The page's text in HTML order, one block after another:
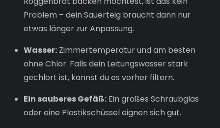
Problem – dein Sauerteig braucht dann nur
etwas länger zur Anpassung.
Wasser: Zimmertemperatur und am besten
ohne Chlor. Falls dein Leitungswasser stark
gechlort ist, kannst du es vorher filtern.
Ein sauberes Gefäß: Ein großes Schraubglas
oder eine Plastikschüssel eignen sich gut.